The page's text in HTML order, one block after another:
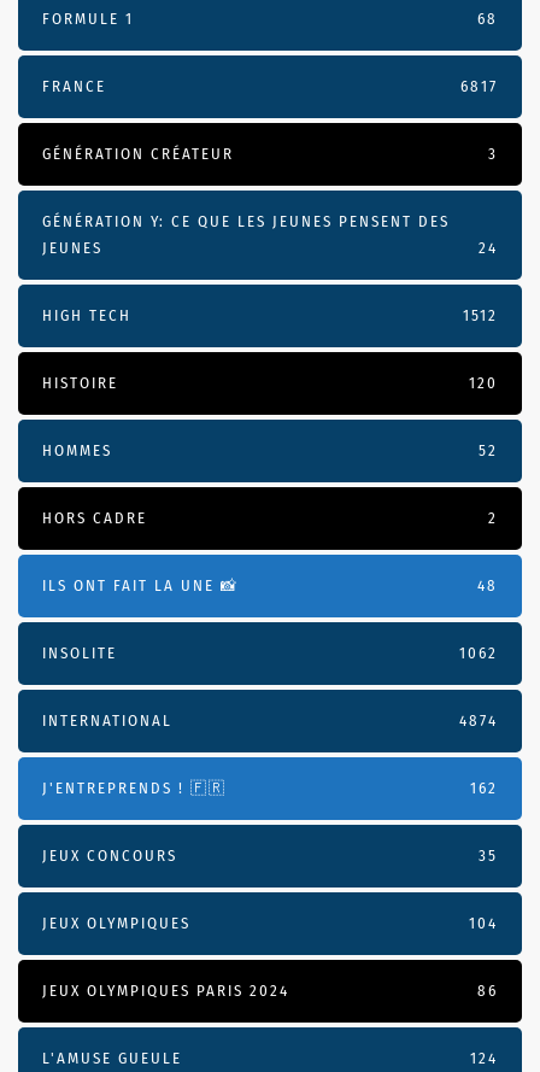
FORMULE 1 68
FRANCE 6817
GÉNÉRATION CRÉATEUR 3
GÉNÉRATION Y: CE QUE LES JEUNES PENSENT DES
JEUNES
24
HIGH TECH 1512
HISTOIRE 120
HOMMES 52
HORS CADRE 2
ILS ONT FAIT LA UNE 📸 48
INSOLITE 1062
INTERNATIONAL 4874
J'ENTREPRENDS ! 🇫🇷 162
JEUX CONCOURS 35
JEUX OLYMPIQUES 104
JEUX OLYMPIQUES PARIS 2024 86
L'AMUSE GUEULE 124